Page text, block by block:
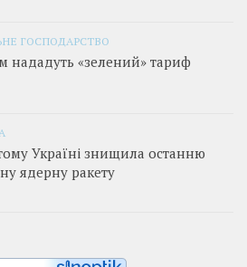
ГОСПОДАРСТВО
нададуть «зелений» тариф
Україні знищила останню
ядерну ракету